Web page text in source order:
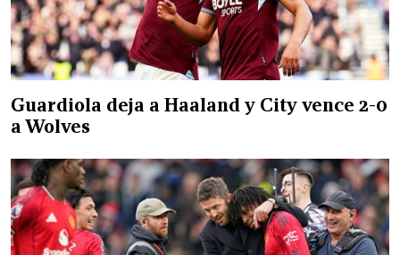
Guardiola deja a Haaland y City vence 2-0
a Wolves